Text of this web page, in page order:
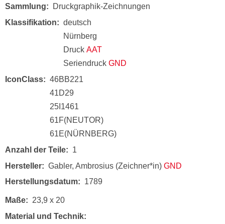
Sammlung
Druckgraphik-Zeichnungen
Klassifikation
deutsch
Nürnberg
Druck AAT
Seriendruck GND
IconClass
46BB221
41D29
25I1461
61F(NEUTOR)
61E(NÜRNBERG)
Anzahl der Teile
1
Hersteller
Gabler, Ambrosius (Zeichner*in) GND
Herstellungsdatum
1789
Maße
23,9 x 20
Material und Technik